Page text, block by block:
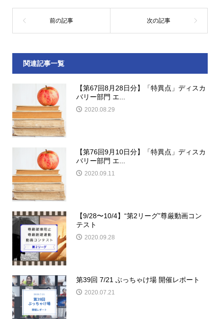
関連記事一覧
【第67回8月28日分】「特異点」ディスカ
バリー部門 エ...
2020.08.29
【第76回9月10日分】「特異点」ディスカ
バリー部門 エ...
2020.09.11
【9/28〜10/4】“第2リーグ”尊厳動画コン
テスト
2020.09.28
第39回 7/21 ぶっちゃけ場 開催レポート
2020.07.21